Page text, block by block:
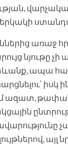
վարչական
նյութը չի
ապա
իսկ
ազատ,
այլ